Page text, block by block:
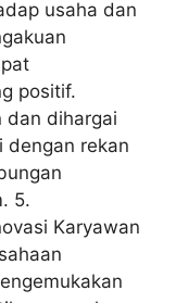
usaha dan
positif.
dan dihargai
dengan rekan
5.
Karyawan